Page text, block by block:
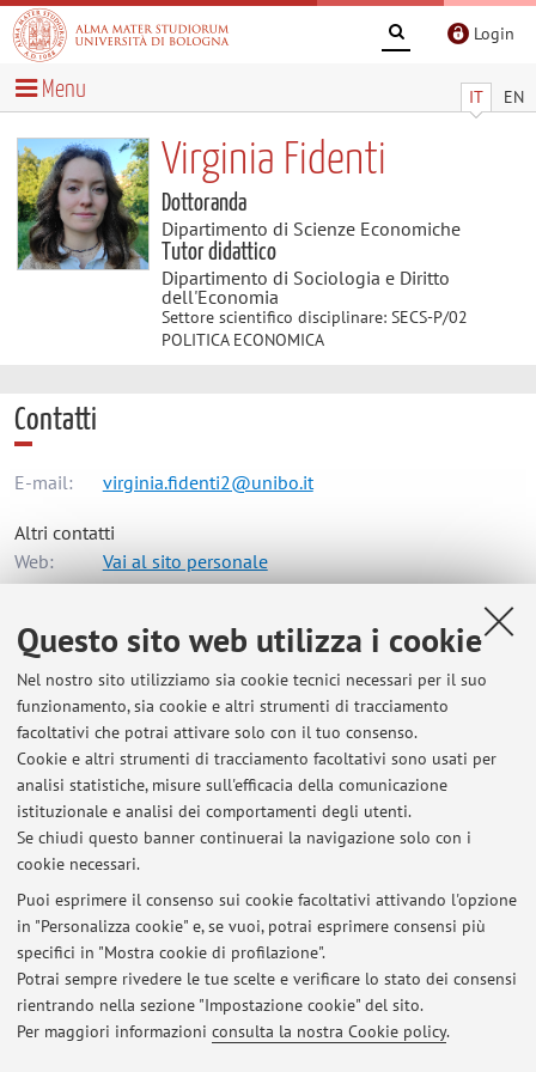
Questo sito web utilizza i cookie
Nel nostro sito utilizziamo sia cookie tecnici necessari per il suo
funzionamento, sia cookie e altri strumenti di tracciamento
facoltativi che potrai attivare solo con il tuo consenso.
Cookie e altri strumenti di tracciamento facoltativi sono usati per
analisi statistiche, misure sull'efficacia della comunicazione
istituzionale e analisi dei comportamenti degli utenti.
Se chiudi questo banner continuerai la navigazione solo con i
cookie necessari.
Puoi esprimere il consenso sui cookie facoltativi attivando l'opzione
in "Personalizza cookie" e, se vuoi, potrai esprimere consensi più
specifici in "Mostra cookie di profilazione".
Potrai sempre rivedere le tue scelte e verificare lo stato dei consensi
rientrando nella sezione "Impostazione cookie" del sito.
Per maggiori informazioni consulta la nostra Cookie policy.
Login
IT EN
Menu
Virginia Fidenti
Dottoranda
Dipartimento di Scienze Economiche
Tutor didattico
Dipartimento di Sociologia e Diritto
dell'Economia
Settore scientifico disciplinare: SECS-P/02
POLITICA ECONOMICA
Contatti
E-mail: virginia.fidenti2@unibo.it
Altri contatti
Web:
Vai al sito personale
Dipartimento di Scienze Economiche
Piazza Scaravilli 2, Bologna -Vai alla mappa
Risorse in rete
ORCID
Ultimi avvisi
Al momento non sono presenti avvisi.